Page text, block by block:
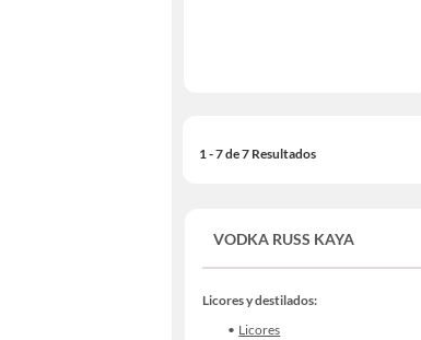
1 - 7 de 7 Resultados
VODKA RUSS KAYA
Licores y destilados:
Licores